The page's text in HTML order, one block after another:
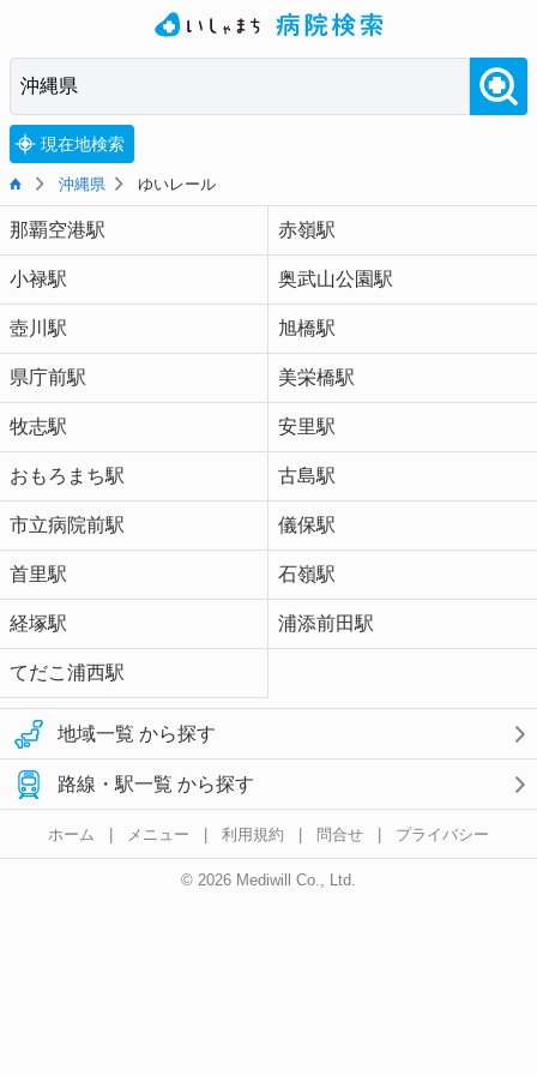
現在地検索
沖縄県 ゆいレール
那覇空港駅 赤嶺駅
小禄駅 奥武山公園駅
壺川駅 旭橋駅
県庁前駅 美栄橋駅
牧志駅 安里駅
おもろまち駅 古島駅
市立病院前駅 儀保駅
首里駅 石嶺駅
経塚駅 浦添前田駅
てだこ浦西駅
地域一覧 から探す
路線・駅一覧 から探す
ホーム | メニュー | 利用規約 | 問合せ | プライバシー
© 2026 Mediwill Co., Ltd.